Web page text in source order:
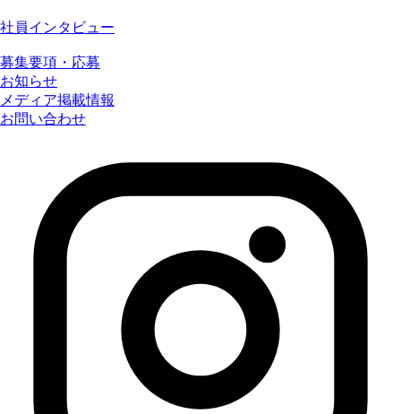
社員インタビュー
募集要項・応募
お知らせ
メディア掲載情報
お問い合わせ